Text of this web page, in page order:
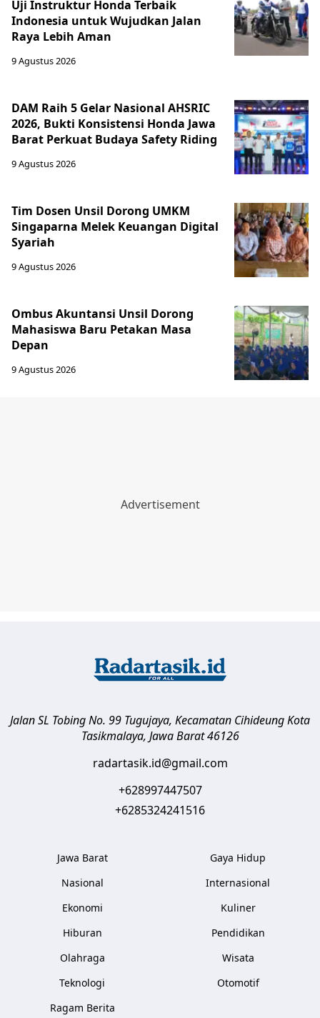
Uji Instruktur Honda Terbaik
Indonesia untuk Wujudkan Jalan
Raya Lebih Aman
9 Agustus 2026
DAM Raih 5 Gelar Nasional AHSRIC
2026, Bukti Konsistensi Honda Jawa
Barat Perkuat Budaya Safety Riding
9 Agustus 2026
Tim Dosen Unsil Dorong UMKM
Singaparna Melek Keuangan Digital
Syariah
9 Agustus 2026
Ombus Akuntansi Unsil Dorong
Mahasiswa Baru Petakan Masa
Depan
9 Agustus 2026
Jalan SL Tobing No. 99 Tugujaya, Kecamatan CihideungKota
Tasikmalaya, Jawa Barat 46126
radartasik.id@gmail.com
+628997447507
+6285324241516
Jawa Barat
Nasional
Ekonomi
Hiburan
Olahraga
Teknologi
Ragam Berita
Gaya Hidup
Internasional
Kuliner
Pendidikan
Wisata
Otomotif